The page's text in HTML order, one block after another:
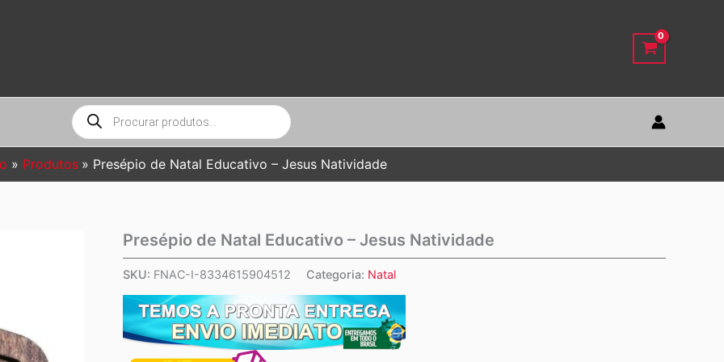
Pesquisar
produtos
Produtos Presépio de Natal Educativo – Jesus Natividade
Presépio de Natal Educativo – Jesus Natividade
SKU: FNAC-I-8334615904512 Categoria: Natal